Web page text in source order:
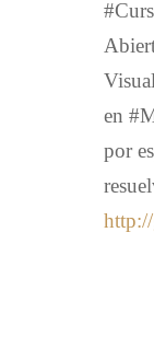
en
por